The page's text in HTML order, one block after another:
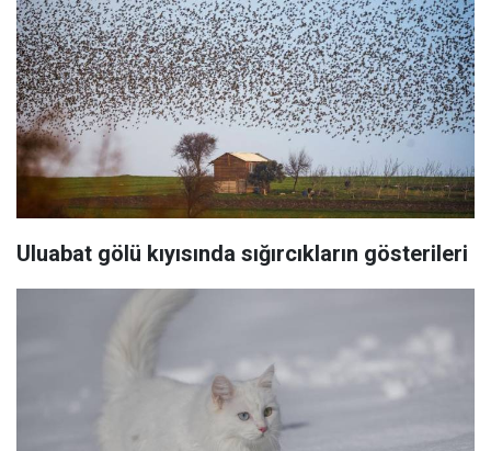
Uluabat gölü kıyısında sığırcıkların gösterileri